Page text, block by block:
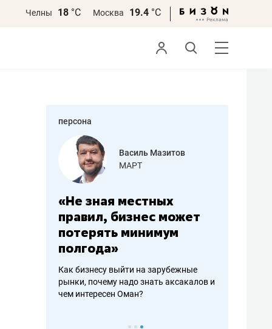
Челны 18 °С Москва 19.4 °С
персона
Василь Мазитов
МАРТ
«Не зная местных
правил, бизнес может
потерять минимум
полгода»
Как бизнесу выйти на зарубежные
рынки, почему надо знать аксакалов и
чем интересен Оман?